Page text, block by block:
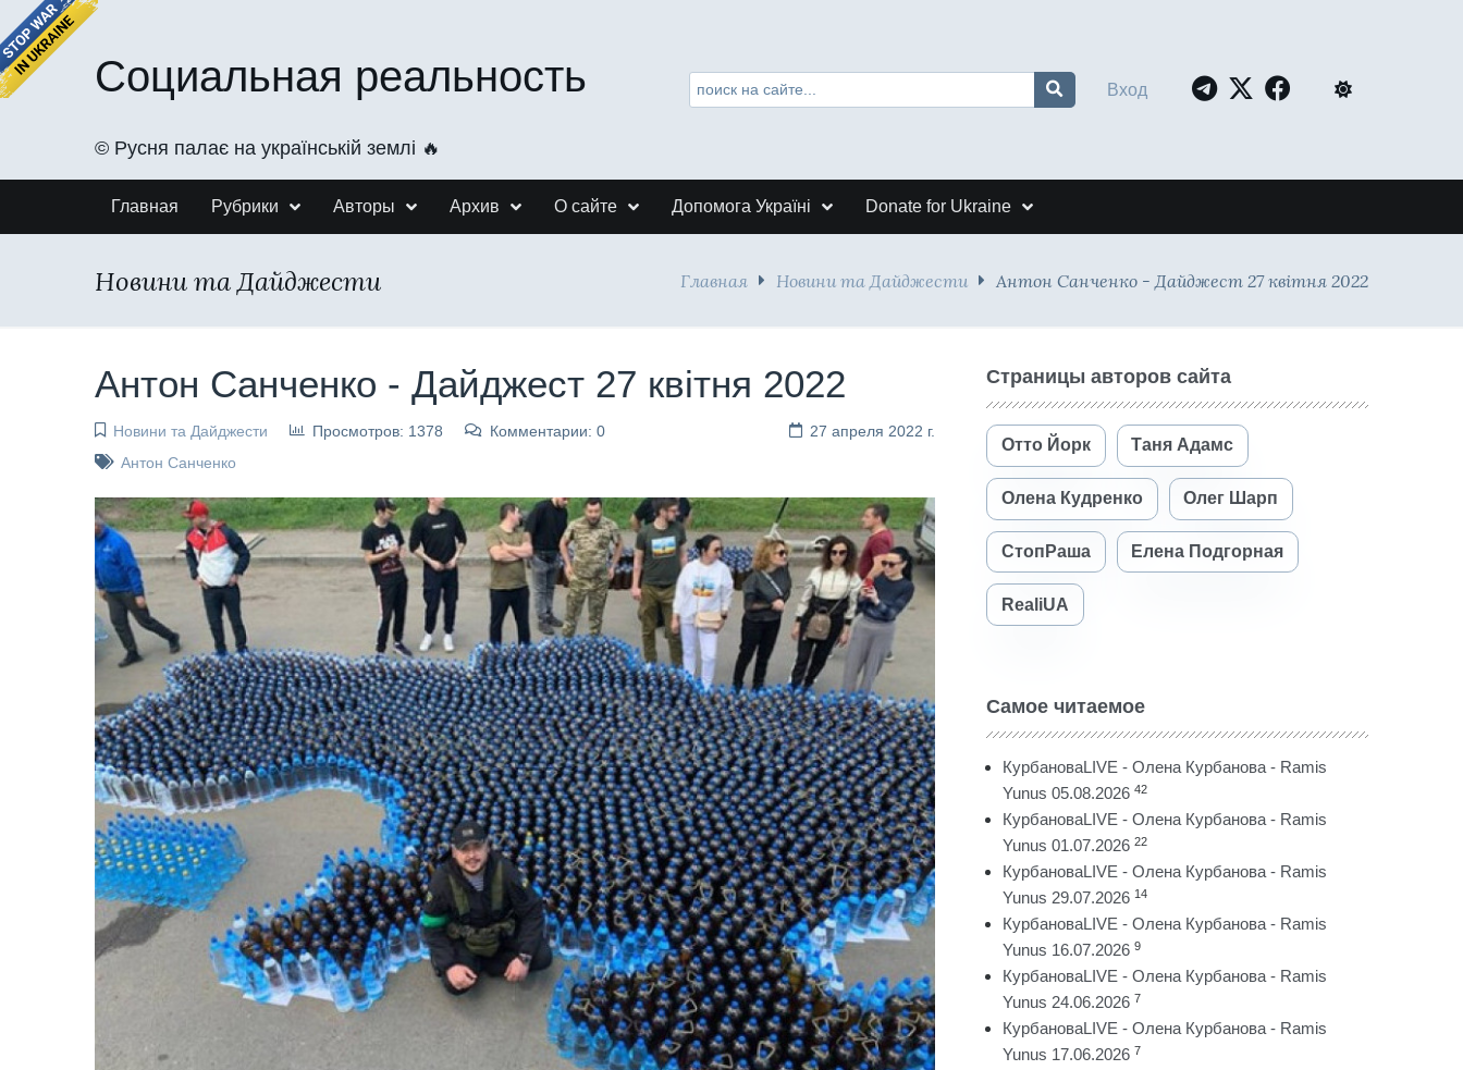
Социальная реальность
©️ Русня палає на українській землі 🔥
Вход
Главная Рубрики Авторы Архив О сайте Допомога Україні Donate for Ukraine
Новини та Дайджести Главная Новини та Дайджести Антон Санченко - Дайджест 27 квітня 2022
Антон Санченко - Дайджест 27 квітня 2022
Новини та Дайджести Просмотров: 1378 Комментарии: 0
27 апреля 2022 г.
Антон Санченко
Страницы авторов сайта
Отто Йорк Таня Адамс
Олена Кудренко Олег Шарп
СтопРаша Елена Подгорная
RealiUA
Самое читаемое
КурбановаLIVE - Олена Курбанова - Ramis
Yunus 05.08.2026 42
КурбановаLIVE - Олена Курбанова - Ramis
Yunus 01.07.2026 22
КурбановаLIVE - Олена Курбанова - Ramis
Yunus 29.07.2026 14
КурбановаLIVE - Олена Курбанова - Ramis
Yunus 16.07.2026 9
КурбановаLIVE - Олена Курбанова - Ramis
Yunus 24.06.2026 7
КурбановаLIVE - Олена Курбанова - Ramis
Yunus 17.06.2026 7